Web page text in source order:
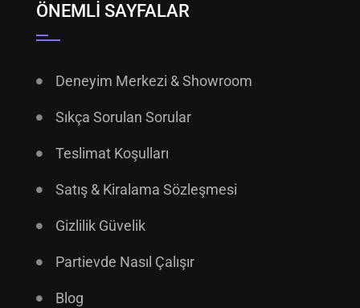
ÖNEMLI SAYFALAR
Deneyim Merkezi & Showroom
Sıkça Sorulan Sorular
Teslimat Koşulları
Satış & Kiralama Sözleşmesi
Gizlilik Güvelik
Partievde Nasıl Çalışır
Blog